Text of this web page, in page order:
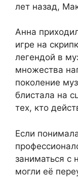
лет назад,
Анна
игре на
легендой в
множества
поколение
блистала на
тех, кто
Если
заниматься с
могли её